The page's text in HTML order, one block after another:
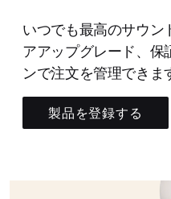
いつでも最高のサウン
アアップグレード、保
ンで注文を管理できま
製品を登録する